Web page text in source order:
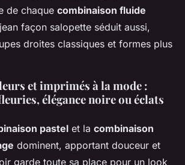
de chaque combinaison fluide
façon salopette séduit aussi,
droites classiques et formes plus
et imprimés à la mode :
élégance noire ou éclats
pastel et la combinaison
dominent, apportant douceur et
garde toute sa place pour un look